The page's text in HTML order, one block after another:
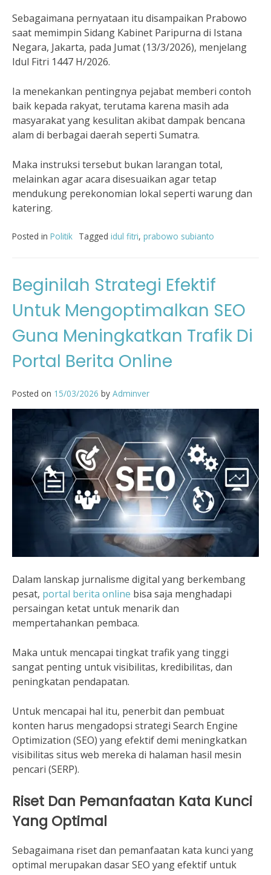
Sebagaimana pernyataan itu disampaikan Prabowo
saat memimpin Sidang Kabinet Paripurna di Istana
Negara, Jakarta, pada Jumat (13/3/2026), menjelang
Idul Fitri 1447 H/2026.
Ia menekankan pentingnya pejabat memberi contoh
baik kepada rakyat, terutama karena masih ada
masyarakat yang kesulitan akibat dampak bencana
alam di berbagai daerah seperti Sumatra.
Maka instruksi tersebut bukan larangan total,
melainkan agar acara disesuaikan agar tetap
mendukung perekonomian lokal seperti warung dan
katering.
Posted in Politik Tagged idul fitri, prabowo subianto
Beginilah Strategi Efektif
Untuk Mengoptimalkan SEO
Guna Meningkatkan Trafik Di
Portal Berita Online
Posted on 15/03/2026 by Adminver
Dalam lanskap jurnalisme digital yang berkembang
pesat, portal berita online bisa saja menghadapi
persaingan ketat untuk menarik dan
mempertahankan pembaca.
Maka untuk mencapai tingkat trafik yang tinggi
sangat penting untuk visibilitas, kredibilitas, dan
peningkatan pendapatan.
Untuk mencapai hal itu, penerbit dan pembuat
konten harus mengadopsi strategi Search Engine
Optimization (SEO) yang efektif demi meningkatkan
visibilitas situs web mereka di halaman hasil mesin
pencari (SERP).
Riset Dan Pemanfaatan Kata Kunci
Yang Optimal
Sebagaimana riset dan pemanfaatan kata kunci yang
optimal merupakan dasar SEO yang efektif untuk